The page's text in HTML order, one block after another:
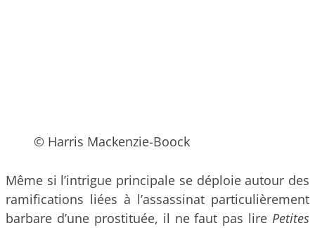
© Harris Mackenzie-Boock
Même si l’intrigue principale se déploie autour des
ramifications liées à l’assassinat particulièrement
barbare d’une prostituée, il ne faut pas lire Petites